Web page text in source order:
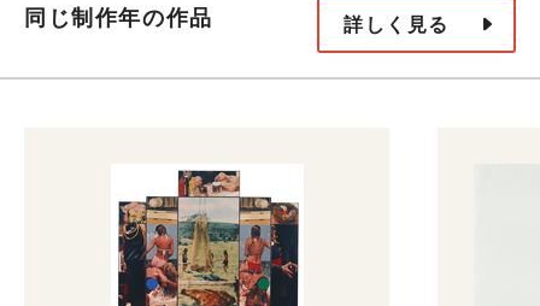
同じ制作年の作品 詳しく見る